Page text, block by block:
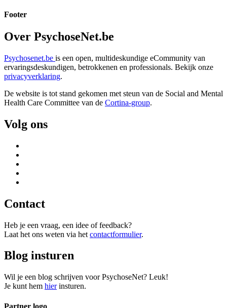
Footer
Over PsychoseNet.be
Psychosenet.be is een open, multideskundige eCommunity van
ervaringsdeskundigen, betrokkenen en professionals. Bekijk onze
privacyverklaring.
De website is tot stand gekomen met steun van de Social and Mental
Health Care Committee van de Cortina-group.
Volg ons
Contact
Heb je een vraag, een idee of feedback?
Laat het ons weten via het contactformulier.
Blog insturen
Wil je een blog schrijven voor PsychoseNet? Leuk!
Je kunt hem hierinsturen.
Partner logo